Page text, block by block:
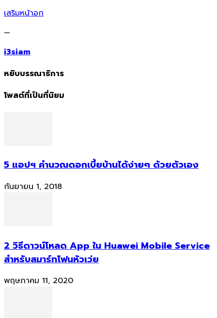
เสริมหน้าอก
—
i3siam
หยิบบรรณาธิการ
โพสต์ที่เป็นที่นิยม
5 แอปฯ คำนวณดอกเบี้ยบ้านได้ง่ายๆ ด้วยตัวเอง
กันยายน 1, 2018
2 วิธีดาวน์โหลด App ใน Huawei Mobile Service
สำหรับสมาร์ทโฟนหัวเว่ย
พฤษภาคม 11, 2020